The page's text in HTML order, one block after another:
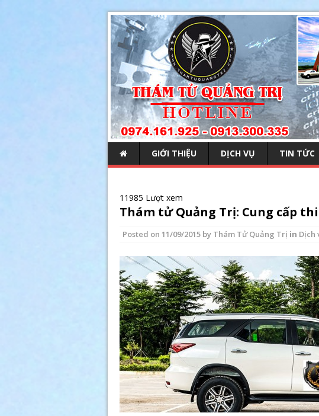
GIỚI THIỆU DỊCH VỤ TIN TỨC
11985 Lượt xem
Thám tử Quảng Trị: Cung cấp
Posted on 11/09/2015 by Thám Tử Quảng Trị in Dịch